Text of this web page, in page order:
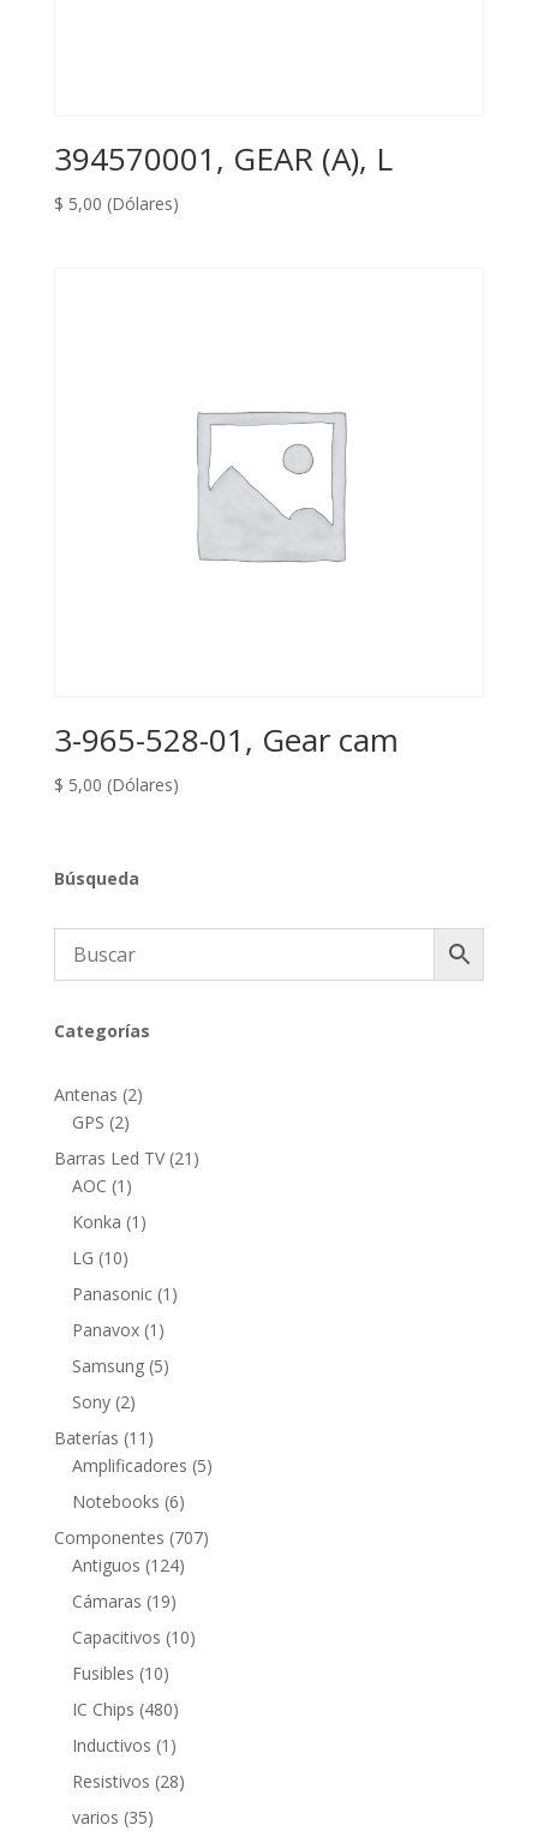
394570001, GEAR (A), L
$ 5,00 (Dólares)
3-965-528-01, Gear cam
$ 5,00 (Dólares)
Búsqueda
Categorías
Antenas 22
GPS 22
productos
Barras Led TV 21 21
AOC 1 1
producto
Konka 1 1
LG 1010
productos
Panasonic 1 1
Panavox 1 1
producto
Samsung 55
Sony 22
productos
Baterías 11 11
productos
Amplificadores 55
Notebooks 66
productos
Componentes 707707
Antiguos 124124
Cámaras 1919
productos
Capacitivos 1010
Fusibles 1010
productos
IC Chips 480480
productos
Inductivos 1 1
producto
Resistivos 2828
varios 3535